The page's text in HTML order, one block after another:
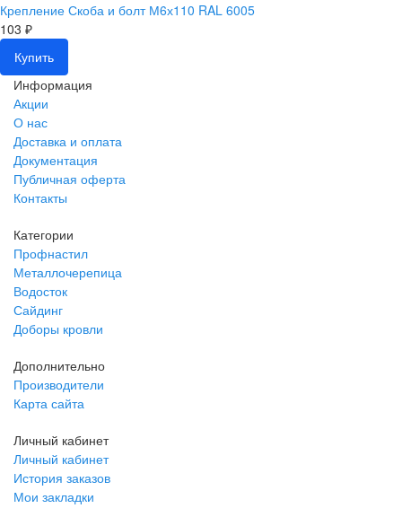
Крепление Скоба и болт М6х110 RAL 6005
103 ₽
Купить
Информация
Акции
О нас
Доставка и оплата
Документация
Публичная оферта
Контакты
Категории
Профнастил
Металлочерепица
Водосток
Сайдинг
Доборы кровли
Дополнительно
Производители
Карта сайта
Личный кабинет
Личный кабинет
История заказов
Мои закладки